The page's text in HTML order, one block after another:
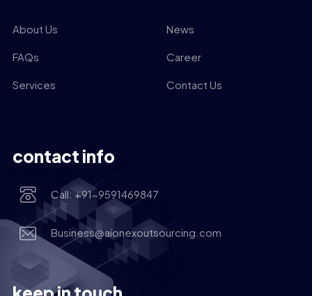
About Us News
FAQs Career
Services Contact Us
contact info
Call: +91-9591469847
Business@aionexoutsourcing.com